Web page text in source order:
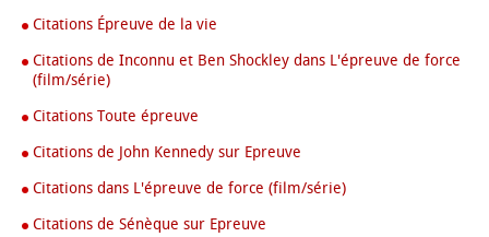
Citations Épreuve de la vie
Citations de Inconnu et Ben Shockley dans L'épreuve de force
(film/série)
Citations Toute épreuve
Citations de John Kennedy sur Epreuve
Citations dans L'épreuve de force (film/série)
Citations de Sénèque sur Epreuve